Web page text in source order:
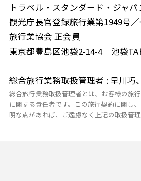
トラベル・スタンダード・ジャ
観光庁長官登録旅行業第1949号
旅行業協会 正会員
東京都豊島区池袋2-14-4 池袋TA
総合旅行業務取扱管理者 : 早川巧
総合旅行業務取扱管理者とは、お客様の旅
に関する責任者です。この旅行契約に関し
明な点があれば、ご遠慮なく上記の取扱管理